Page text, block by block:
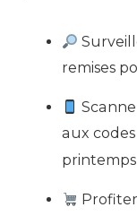
remises
aux codes
printemps